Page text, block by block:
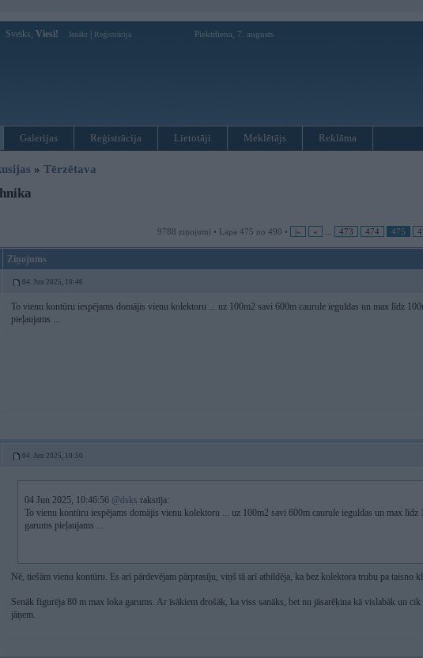
Sveiks, Viesi! Ienākt Reģistrācija Piektdiena, 7. augusts
Galerijas Reģistrācija Lietotāji Meklētājs Reklāma
» Tērzētava
9788 ziņojumi • Lapa 475 no 490 • |« « 473 474 475
Ziņojums
04. Jun 2025, 10:46
To vienu kontūru iespējams domājis vienu kolektoru ... uz 100m2 savi 600m caurule ieguldas un max līdz
pieļaujams ...
04. Jun 2025, 10:50
04 Jun 2025, 10:46:56 @dsks rakstīja:
To vienu kontūru iespējams domājis vienu kolektoru ... uz 100m2 savi 600m caurule ieguldas un max līdz
garums pieļaujams ...
Nē, tiešām vienu kontūru. Es arī pārdevējam pārprasīju, viņš tā arī atbildēja, ka bez kolektora trubu pa taisno
Senāk figurēja 80 m max loka garums. Ar īsākiem drošāk, ka viss sanāks, bet nu jāsarēķina kā vislabāk un
jāņem.